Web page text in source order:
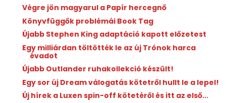
Végre jön magyarul a Papír hercegnő
Könyvfüggők problémái Book Tag
Újabb Stephen King adaptáció kapott előzetest
Egy milliárdan töltötték le az új Trónok harca
évadot
Újabb Outlander ruhakollekció készült!
Egy sor új Dream válogatás kötetről hullt le a lepel!
Új hírek a Luxen spin-off kötetéről és itt az első...